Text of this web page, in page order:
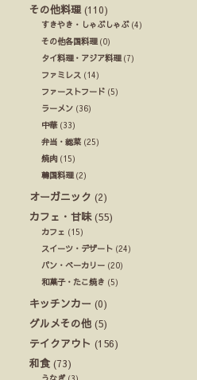
その他料理 (110)
すきやき・しゃぶしゃぶ(4)
その他各国料理(0)
タイ料理・アジア料理(7)
ファミレス (14)
ファーストフード (5)
ラーメン (36)
中華(33)
弁当・総菜 (25)
焼肉 (15)
韓国料理(2)
オーガニック (2)
カフェ・甘味(55)
カフェ (15)
スイーツ・デザート (24)
パン・ベーカリー (20)
和菓子・たこ焼き (5)
キッチンカー (0)
グルメその他 (5)
テイクアウト (156)
和食 (73)